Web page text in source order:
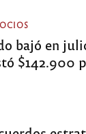
bajó en
$142.900